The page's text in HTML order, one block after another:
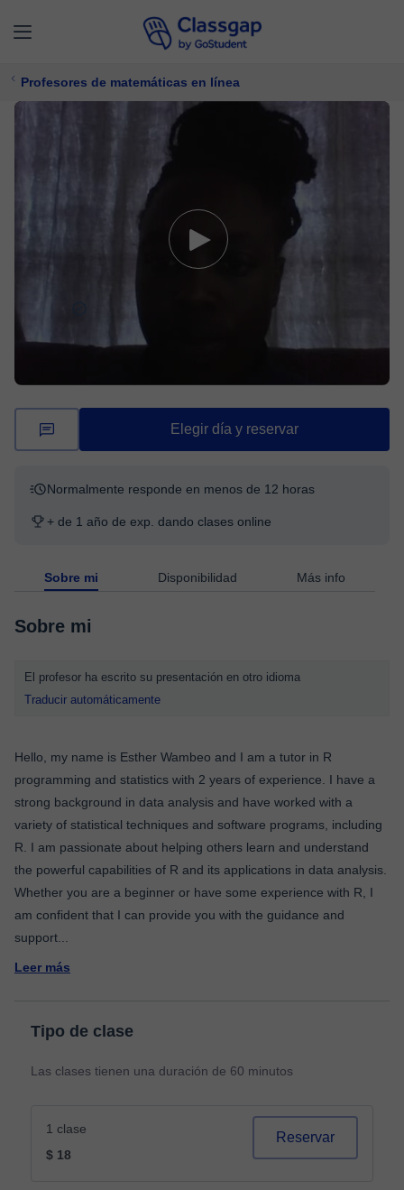
Profesores de matemáticas en línea
Matemáticas
Elegir día y reservar
Normalmente responde en menos de 12 horas
+ de 1 año de exp. dando clases online
Sobre mi Disponibilidad Más info
Sobre mi
El profesor ha escrito su presentación en otro idioma
Traducir automáticamente
Hello, my name is Esther Wambeo and I am a tutor in R
programming and statistics with 2 years of experience. I have a
strong background in data analysis and have worked with a
variety of statistical techniques and software programs, including
R. I am passionate about helping others learn and understand
the powerful capabilities of R and its applications in data analysis.
Whether you are a beginner or have some experience with R, I
am confident that I can provide you with the guidance and
support
Leer más
Tipo de clase
Las clases tienen una duración de 60 minutos
1 clase
$ 18
Reservar